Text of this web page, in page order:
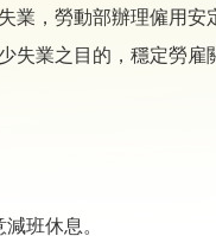
業，勞動部辦理僱用安
失業之目的，穩定勞雇
班休息。